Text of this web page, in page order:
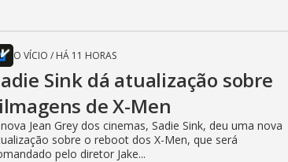
O VÍCIO / HÁ 11 HORAS
Sink dá atualização sobre
de X-Men
Jean Grey dos cinemas, Sadie Sink, deu uma nova
sobre o reboot dos X-Men, que será
pelo diretor Jake...